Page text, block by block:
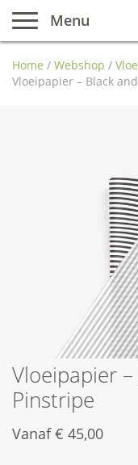
Menu
Home / Webshop /
Vloeipapier – Black
Vloeipapier
Pinstripe
Vanaf€ 45,00